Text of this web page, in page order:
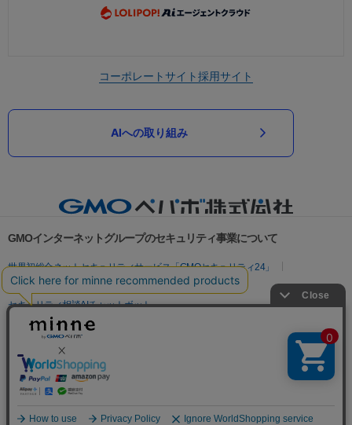
コーポレートサイト採用サイト
AIへの取り組み
GMOインターネットグループのセキュリティ事業について
世界初総合ネットセキュリティサービス「GMOセキュリティ24」
パスワード漏洩診断
Webサイトリスク診断
セキュリティ相談AIチャットボット
実在証明・盗聴対策
サイバー攻撃対策（GMO Flatt Security）
セキュリティ事業の軌跡